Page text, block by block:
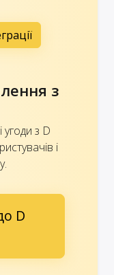
з
угоди з D
і
D